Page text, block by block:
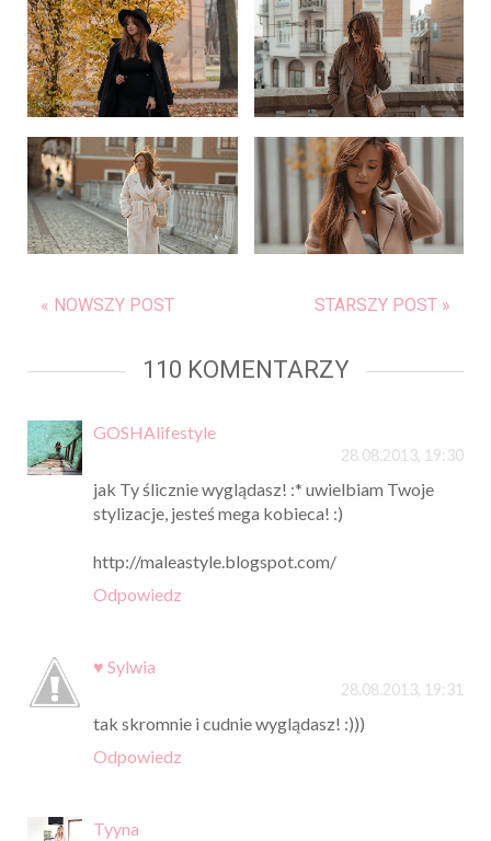
« NOWSZY POST STARSZY POST »
110 KOMENTARZY
GOSHAlifestyle
28.08.2013, 19:30
jak Ty ślicznie wyglądasz! :* uwielbiam Twoje
stylizacje, jesteś mega kobieca! :)
http://maleastyle.blogspot.com/
Odpowiedz
♥ Sylwia
28.08.2013, 19:31
tak skromnie i cudnie wyglądasz! :)))
Odpowiedz
Tyyna